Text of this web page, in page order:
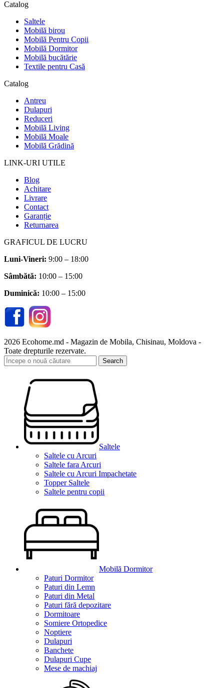
Catalog
Saltele
Mobilă birou
Mobilă Pentru Copii
Mobilă Dormitor
Mobilă bucătărie
Textile pentru Casă
Catalog
Antreu
Dulapuri
Reduceri
Mobilă Living
Mobilă Moale
Mobilă Grădină
LINK-URI UTILE
Blog
Achitare
Livrare
Contact
Garanție
Returnarea
GRAFICUL DE LUCRU
Luni-Vineri: 9:00 – 18:00
Sâmbătă: 10:00 – 15:00
Duminică: 10:00 – 15:00
2026 Ecohome.md - Magazin de Mobila, Chisinau, Moldova -
Toate drepturile rezervate.
Search
Saltele
Saltele cu Arcuri
Saltele fara Arcuri
Saltele cu Arcuri Impachetate
Topper Saltele
Saltele pentru copii
Mobilă Dormitor
Paturi Dormitor
Paturi din Lemn
Paturi din Metal
Paturi fără depozitare
Dormitoare
Somiere Ortopedice
Noptiere
Dulapuri
Banchete
Dulapuri Cupe
Mese de machiaj